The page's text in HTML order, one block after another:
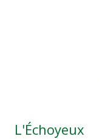
L'Échoyeux